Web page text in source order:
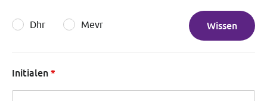
Dhr Mevr Wissen
Initialen